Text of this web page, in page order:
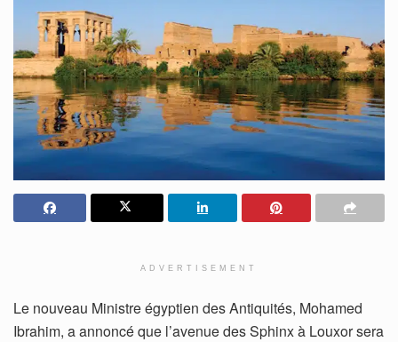
ADVERTISEMENT
Le nouveau Ministre égyptien des Antiquités, Mohamed
Ibrahim, a annoncé que l’avenue des Sphinx à Louxor sera